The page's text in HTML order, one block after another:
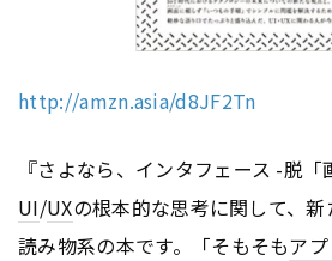
http://amzn.asia/d8JF2Tn
『さよなら、インタフェース -脱「
UI/UXの根本的な思考に関して、
読み物系の本です。「そもそもアプ